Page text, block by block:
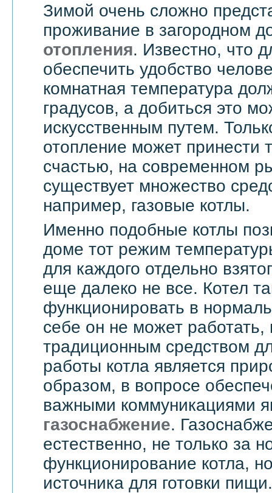
Зимой очень сложно
проживание в загородном
отопления. Известно, что
обеспечить удобство
комнатная температура
градусов, а добиться это
искусственным путем.
отопление может
счастью, на современном
существует множество
например, газовые котлы.
Именно подобные котлы
доме тот режим
для каждого отдельно
еще далеко не все. Котел
функционировать в
себе он не может
традиционным средством
работы котла является
образом, в вопросе
важными коммуникациями
газоснабжение.
естественно, не только за
функционирование котла,
источника для готовки пищи.